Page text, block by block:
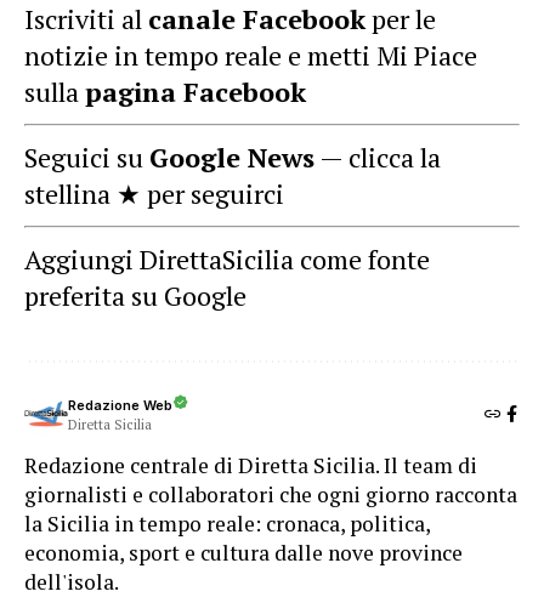
Iscriviti al canale Facebookper le
notizie in tempo reale e metti Mi Piace
sullapagina Facebook
Seguici su Google News — clicca la
stellina ★ per seguirci
Aggiungi DirettaSicilia come fonte
preferita su Google
Redazione Web
Diretta Sicilia
Redazione centrale di Diretta Sicilia. Il team di
giornalisti e collaboratori che ogni giorno racconta
la Sicilia in tempo reale: cronaca, politica,
economia, sport e cultura dalle nove province
dell'isola.